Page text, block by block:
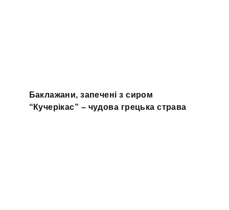
Баклажани, запечені з сиром
“Кучерікас” – чудова грецька страва